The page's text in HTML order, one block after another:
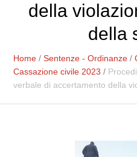
della
della
Home /Sentenze - Ordinanze /
Cassazione civile 2023 /
verbale di accertamento della